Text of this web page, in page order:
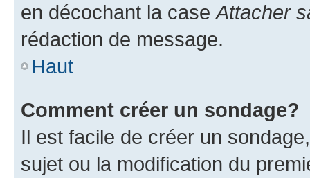
en décochant la caseAttacher
rédaction de message.
Haut
Comment créer un sondage?
Il est facile de créer un
sujet ou la modification du